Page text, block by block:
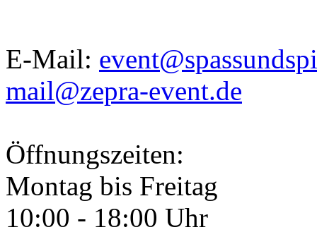
E-Mail:
mail@zepra-event.de
Öffnungszeiten:
Montag bis Freitag
10:00 - 18:00 Uhr